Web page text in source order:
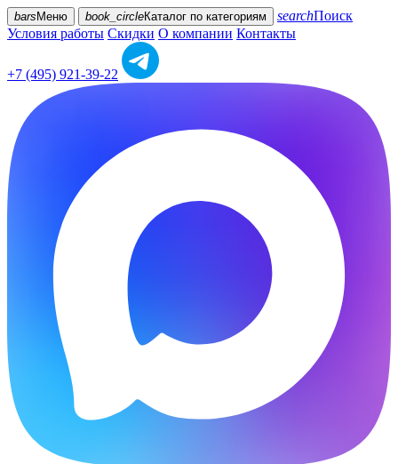
bars Меню book_circleКаталог по категориям searchПоиск
Условия работы Скидки О компании Контакты
+7 (495) 921-39-22